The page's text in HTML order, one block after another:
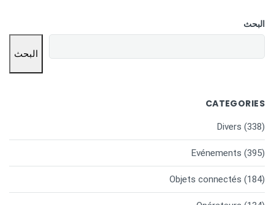
البحث
البحث
CATEGORIES
Divers (338)
Evénements (395)
Objets connectés (184)